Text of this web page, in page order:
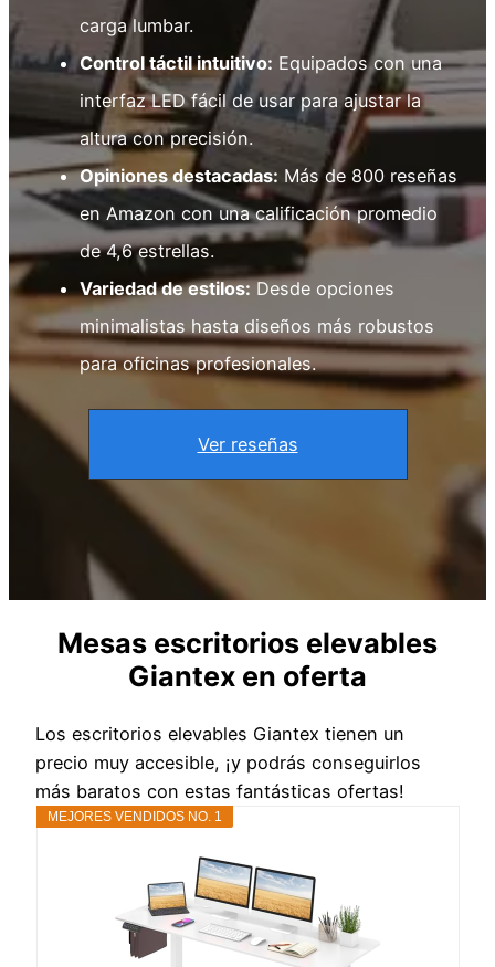
carga lumbar.
Control táctil intuitivo: Equipados con una
interfaz LED fácil de usar para ajustar la
altura con precisión.
Opiniones destacadas: Más de 800 reseñas
en Amazon con una calificación promedio
de 4,6 estrellas.
Variedad de estilos:Desde opciones
minimalistas hasta diseños más robustos
para oficinas profesionales.
Ver reseñas
Mesas escritorios elevables
Giantex en oferta
Los escritorios elevables Giantex tienen un
precio muy accesible, ¡y podrás conseguirlos
más baratos con estas fantásticas ofertas!
MEJORES VENDIDOS NO. 1